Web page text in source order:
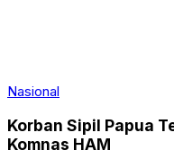
Nasional
Korban Sipil Papua
Komnas HAM